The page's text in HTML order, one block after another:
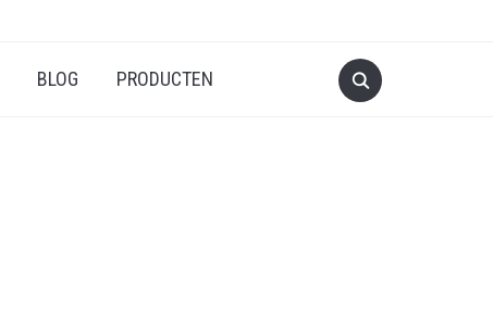
BLOG PRODUCTEN